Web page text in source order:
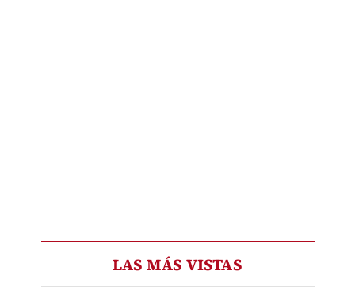
LAS MÁS VISTAS